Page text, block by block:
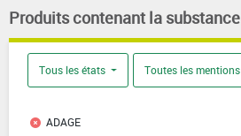
Produits contenant la substance
Tous les états Toutes les mentions
ADAGE